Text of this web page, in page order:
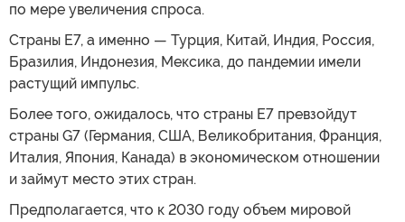
по мере увеличения спроса.
Страны Е7, а именно — Турция, Китай, Индия, Россия,
Бразилия, Индонезия, Мексика, до пандемии имели
растущий импульс.
Более того, ожидалось, что страны Е7 превзойдут
страны G7 (Германия, США, Великобритания, Франция,
Италия, Япония, Канада) в экономическом отношении
и займут место этих стран.
Предполагается, что к 2030 году объем мировой